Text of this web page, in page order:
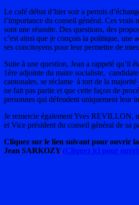
Le café débat d’hier soir a permis
l’importance du conseil général. Ces vrais
sont une réussite. Des questions, des
c’est ainsi que je conçois la politique, une
ses concitoyens pour leur permettre de
Suite à une question, Jean a rappelé qu’il
1ère adjointe du maire socialiste,
cantonales, se réclame à tort de la
ne fait pas partie et que cette façon de
personnes qui défendent uniquement leur
Je remercie également Yves REVILLON,
et Vice président du conseil général de sa
Cliquez sur le lien suivant pour ouvrir la
Jean SARKOZY (Cliquez ici pour